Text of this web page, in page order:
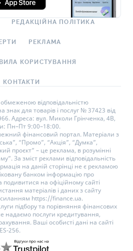
РЕДАКЦІЙНА ПОЛІТИКА
РЕКЛАМА
КОРИСТУВАННЯ
КОНТАКТИ
відповідальністю
знак для товарів і послуг № 37423 від
Адреса: вул. Миколи Грінченка, 4В,
Пн–Пт 9:00–18:00.
фінансовий портал. Матеріали з
“Промо”, “Акція”, “Думка”,
проєкт” – це реклама, в розумінні
За зміст реклами відповідальність
на даній сторінці не є рекламою
банком інформацію про
на офіційному сайті
матеріалів і даних з сайту
https://finance.ua.
підбору та порівняння фінансових
надаємо послуги кредитування,
Ваші особисті дані на сайті
256.